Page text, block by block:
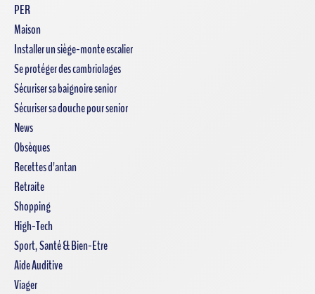
PER
Maison
Installer un siège-monte escalier
Se protéger des cambriolages
Sécuriser sa baignoire senior
Sécuriser sa douche pour senior
News
Obsèques
Recettes d'antan
Retraite
Shopping
High-Tech
Sport, Santé & Bien-Etre
Aide Auditive
Viager